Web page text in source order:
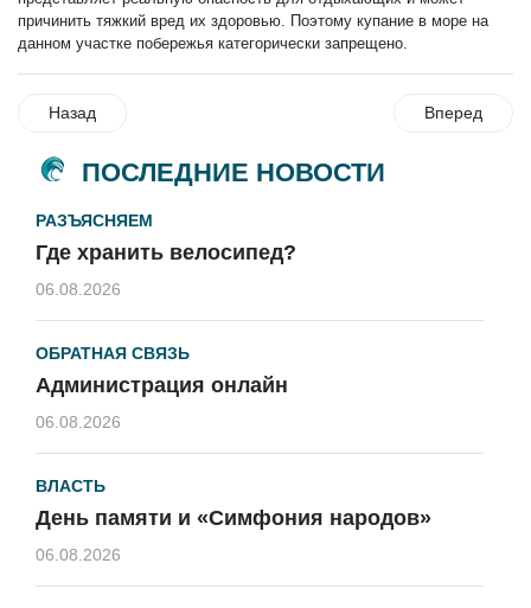
причинить тяжкий вред их здоровью. Поэтому купание в море на
данном участке побережья категорически запрещено.
Назад Вперед
ПОСЛЕДНИЕ НОВОСТИ
РАЗЪЯСНЯЕМ
Где хранить велосипед?
06.08.2026
ОБРАТНАЯ СВЯЗЬ
Администрация онлайн
06.08.2026
ВЛАСТЬ
День памяти и «Симфония народов»
06.08.2026